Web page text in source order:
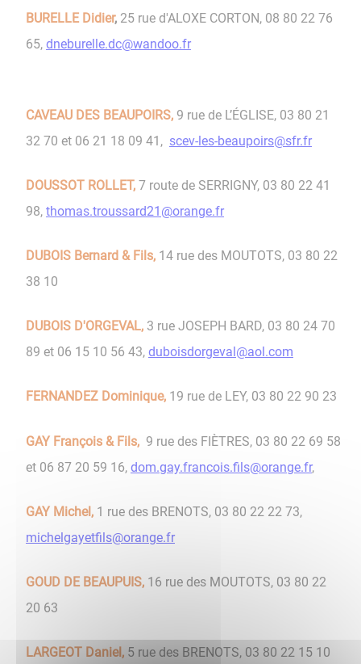
BURELLE Didier, 25 rue d'ALOXE CORTON, 08 80 22 76
65, dneburelle.dc@wandoo.fr
CAVEAU DES BEAUPOIRS, 9 rue de L’ÉGLISE, 03 80 21
32 70 et 06 21 18 09 41, scev-les-beaupoirs@sfr.fr
DOUSSOT ROLLET, 7 route de SERRIGNY, 03 80 22 41
98, thomas.troussard21@orange.fr
DUBOIS Bernard & Fils, 14 rue des MOUTOTS, 03 80 22
38 10
DUBOIS D'ORGEVAL, 3 rue JOSEPH BARD, 03 80 24 70
89 et 06 15 10 56 43, duboisdorgeval@aol.com
FERNANDEZ Dominique, 19 rue de LEY, 03 80 22 90 23
GAY François & Fils, 9 rue des FIÈTRES, 03 80 22 69 58
et 06 87 20 59 16, dom.gay.francois.fils@orange.fr,
GAY Michel, 1 rue des BRENOTS, 03 80 22 22 73,
michelgayetfils@orange.fr
GOUD DE BEAUPUIS, 16 rue des MOUTOTS, 03 80 22
20 63
LARGEOT Daniel, 5 rue des BRENOTS, 03 80 22 15 10